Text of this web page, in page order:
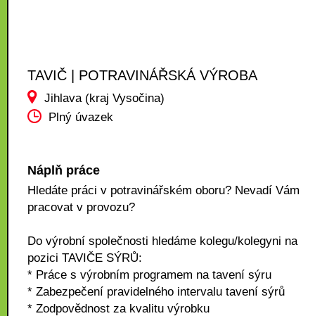
TAVIČ | POTRAVINÁŘSKÁ VÝROBA
Jihlava (kraj Vysočina)
Plný úvazek
Náplň práce
Hledáte práci v potravinářském oboru? Nevadí Vám
pracovat v provozu?
Do výrobní společnosti hledáme kolegu/kolegyni na
pozici TAVIČE SÝRŮ:
* Práce s výrobním programem na tavení sýru
* Zabezpečení pravidelného intervalu tavení sýrů
* Zodpovědnost za kvalitu výrobku